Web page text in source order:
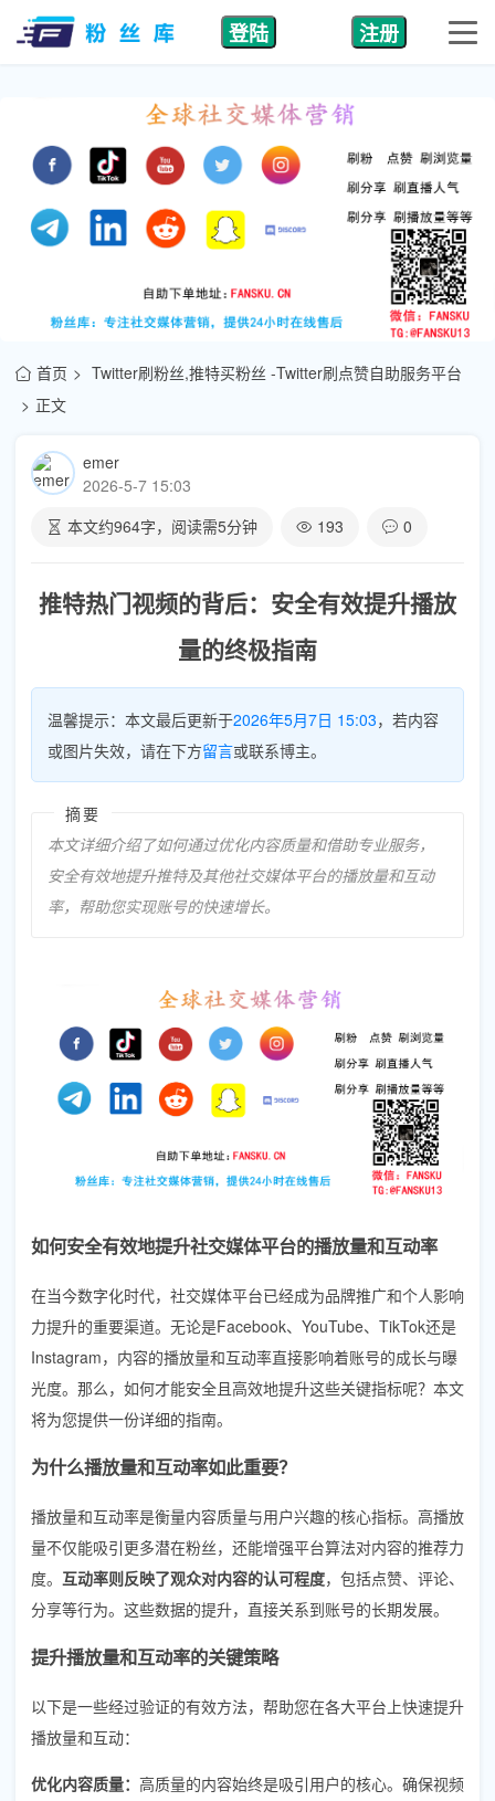
登陆 注册
首页
Twitter刷粉丝,推特买粉丝 -Twitter刷点赞自助服务平台
正文
emer
2026-5-7 15:03
本文约964字，阅读需5分钟 193 0
推特热门视频的背后：安全有效提升播放
量的终极指南
温馨提示：本文最后更新于2026年5月7日 15:03，若内容
或图片失效，请在下方留言或联系博主。
摘要
本文详细介绍了如何通过优化内容质量和借助专业服务，
安全有效地提升推特及其他社交媒体平台的播放量和互动
率，帮助您实现账号的快速增长。
如何安全有效地提升社交媒体平台的播放量和互动率
在当今数字化时代，社交媒体平台已经成为品牌推广和个人影响
力提升的重要渠道。无论是Facebook、YouTube、TikTok还是
Instagram，内容的播放量和互动率直接影响着账号的成长与曝
光度。那么，如何才能安全且高效地提升这些关键指标呢？本文
将为您提供一份详细的指南。
为什么播放量和互动率如此重要？
播放量和互动率是衡量内容质量与用户兴趣的核心指标。高播放
量不仅能吸引更多潜在粉丝，还能增强平台算法对内容的推荐力
度。 互动率则反映了观众对内容的认可程度，包括点赞、评论、
分享等行为。这些数据的提升，直接关系到账号的长期发展。
提升播放量和互动率的关键策略
以下是一些经过验证的有效方法，帮助您在各大平台上快速提升
播放量和互动：
优化内容质量： 高质量的内容始终是吸引用户的核心。确保视频